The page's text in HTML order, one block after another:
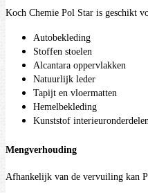
Koch Chemie Pol Star is geschikt
Autobekleding
Stoffen stoelen
Alcantara oppervlakken
Natuurlijk leder
Tapijt en vloermatten
Hemelbekleding
Kunststof
Mengverhouding
Afhankelijk van de vervuiling kan